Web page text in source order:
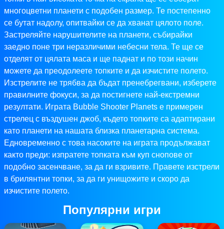
многоцветни планети с подобен размер. Те постепенно
се бутат надолу, опитвайки се да хванат цялото поле.
Застреляйте нарушителите на планети, събирайки
заедно поне три неразличими небесни тела. Те ще се
отделят от цялата маса и ще паднат и по този начин
можете да преодолеете топките и да изчистите полето.
Изстрелите не трябва да бъдат пренебрегвани, изберете
правилните фокуси, за да постигнете най-екстремни
резултати. Играта Bubble Shooter Planets е примерен
стрелец с въздушен джоб, където топките са адаптирани
като планети на нашата близка планетарна система.
Едновременно с това насоките на играта продължават
както преди: изпратете топката към куп снопове от
подобно засенчване, за да ги взривите. Правете изстрели
в брилянтни топки, за да ги унищожите и скоро да
изчистите полето.
Популярни игри